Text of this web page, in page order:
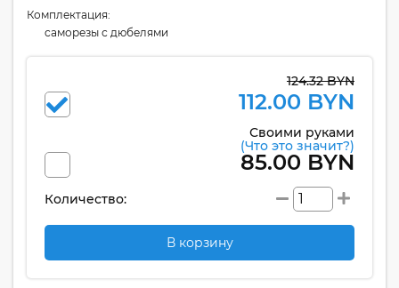
Комплектация:
cаморезы с дюбелями
124.32 BYN
112.00 BYN
Своими руками
(Что это значит?)
85.00 BYN
Количество:
В корзину